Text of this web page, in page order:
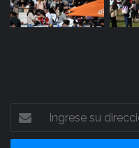
Ingrese
su
dirección